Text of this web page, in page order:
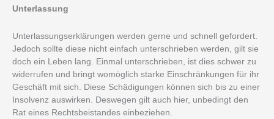
Unterlassung
Unterlassungserklärungen werden gerne und schnell gefordert.
Jedoch sollte diese nicht einfach unterschrieben werden, gilt sie
doch ein Leben lang. Einmal unterschrieben, ist dies schwer zu
widerrufen und bringt womöglich starke Einschränkungen für ihr
Geschäft mit sich. Diese Schädigungen können sich bis zu einer
Insolvenz auswirken. Deswegen gilt auch hier, unbedingt den
Rat eines Rechtsbeistandes einbeziehen.